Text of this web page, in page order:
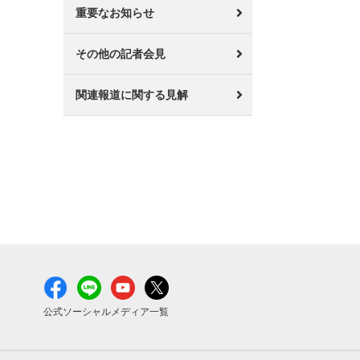
重要なお知らせ
その他の記者会見
関連報道に関する見解
公式ソーシャルメディア一覧